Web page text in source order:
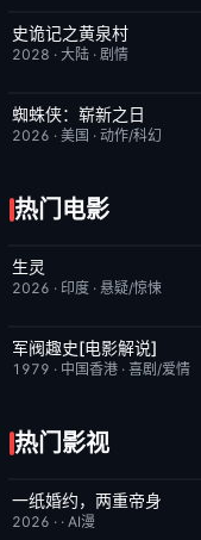
6月23日更新
史诡记之黄泉村
2028 · 大陆 · 剧情
TC中字
蜘蛛侠：崭新之日
2026 · 美国 · 动作/科幻
热门电影
昨日更新
生灵
2026 · 印度 · 悬疑/惊悚
已完结
军阀趣史[电影解说]
1979 · 中国香港 · 喜剧/爱情
热门影视
完结
一纸婚约，两重帝身
2026 · · AI漫